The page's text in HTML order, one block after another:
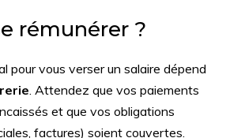
rémunérer ?
pour vous verser un salaire dépend
. Attendez que vos paiements
et que vos obligations
factures) soient couvertes.